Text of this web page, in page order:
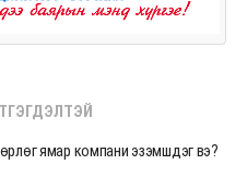
ямар компани эзэмшдэг вэ?